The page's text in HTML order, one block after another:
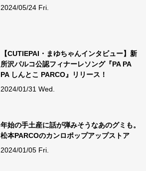
2024/05/24 Fri.
【CUTIEPAI・まゆちゃんインタビュー】新
所沢パルコ公認フィナーレソング『PA PA
PA しんとこ PARCO』リリース！
2024/01/31 Wed.
年始の手土産に話が弾みそうなあのグミも。
松本PARCOのカンロポップアップストア
2024/01/05 Fri.